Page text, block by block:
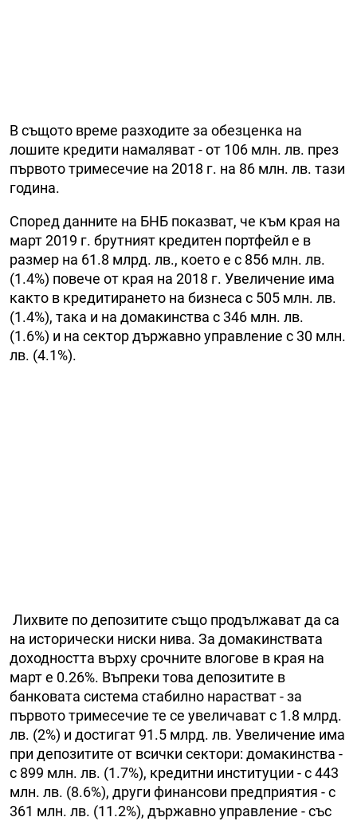
В същото време разходите за обезценка на
лошите кредити намаляват - от 106 млн. лв. през
първото тримесечие на 2018 г. на 86 млн. лв. тази
година.
Според данните на БНБ показват, че към края на
март 2019 г. брутният кредитен портфейл е в
размер на 61.8 млрд. лв., което е с 856 млн. лв.
(1.4%) повече от края на 2018 г. Увеличение има
както в кредитирането на бизнеса с 505 млн. лв.
(1.4%), така и на домакинства с 346 млн. лв.
(1.6%) и на сектор държавно управление с 30 млн.
лв. (4.1%).
Лихвите по депозитите също продължават да са
на исторически ниски нива. За домакинствата
доходността върху срочните влогове в края на
март е 0.26%. Въпреки това депозитите в
банковата система стабилно нарастват - за
първото тримесечие те се увеличават с 1.8 млрд.
лв. (2%) и достигат 91.5 млрд. лв. Увеличение има
при депозитите от всички сектори: домакинства -
с 899 млн. лв. (1.7%), кредитни институции - с 443
млн. лв. (8.6%), други финансови предприятия - с
361 млн. лв. (11.2%), държавно управление - със